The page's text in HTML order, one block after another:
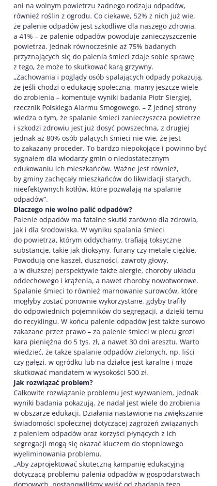
ani na wolnym powietrzu żadnego rodzaju odpadów,
również roślin z ogrodu. Co ciekawe, 52% z nich już wie,
że palenie odpadów jest szkodliwe dla naszego zdrowia,
a 41% – że palenie odpadów powoduje zanieczyszczenie
powietrza. Jednak równocześnie aż 75% badanych
przyznających się do palenia śmieci zdaje sobie sprawę
z tego, że może to skutkować karą grzywny.
„Zachowania i poglądy osób spalających odpady pokazują,
że jeśli chodzi o edukację społeczną, mamy jeszcze wiele
do zrobienia – komentuje wyniki badania Piotr Siergiej,
rzecznik Polskiego Alarmu Smogowego. – Z jednej strony
wiedza o tym, że spalanie śmieci zanieczyszcza powietrze
i szkodzi zdrowiu jest już dosyć powszechna, z drugiej
jednak aż 80% osób palących śmieci nie wie, że jest
to zakazany proceder. To bardzo niepokojące i powinno być
sygnałem dla włodarzy gmin o niedostatecznym
edukowaniu ich mieszkańców. Ważne jest również,
by gminy zachęcały mieszkańców do likwidacji starych,
nieefektywnych kotłów, które pozwalają na spalanie
odpadów”.
Dlaczego nie wolno palić odpadów?
Palenie odpadów ma fatalne skutki zarówno dla zdrowia,
jak i dla środowiska. W wyniku spalania śmieci
do powietrza, którym oddychamy, trafiają toksyczne
substancje, takie jak dioksyny, furany czy metale ciężkie.
Powodują one kaszel, duszności, zawroty głowy,
a w dłuższej perspektywie także alergie, choroby układu
oddechowego i krążenia, a nawet choroby nowotworowe.
Spalanie śmieci to również marnowanie surowców, które
mogłyby zostać ponownie wykorzystane, gdyby trafiły
do odpowiednich pojemników do segregacji, a dzięki temu
do recyklingu. W końcu palenie odpadów jest także surowo
zakazane przez prawo – za palenie śmieci w piecu grozi
kara pieniężna do 5 tys. zł, a nawet 30 dni aresztu. Warto
wiedzieć, że także spalanie odpadów zielonych, np. liści
czy gałęzi, w ogródku lub na działce jest karalne i może
skutkować mandatem w wysokości 500 zł.
Jak rozwiązać problem?
Całkowite rozwiązanie problemu jest wyzwaniem, jednak
wyniki badania pokazują, że nadal jest wiele do zrobienia
w obszarze edukacji. Działania nastawione na zwiększanie
świadomości społecznej dotyczącej zagrożeń związanych
z paleniem odpadów oraz korzyści płynących z ich
segregacji mogą się okazać kluczem do stopniowego
wyeliminowania problemu.
„Aby zaprojektować skuteczną kampanię edukacyjną
dotyczącą problemu palenia odpadów w gospodarstwach